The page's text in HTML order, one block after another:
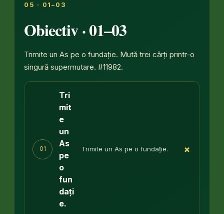
05 · 01–03
Obiectiv · 01–03
Trimite un As pe o fundație. Mută trei cărți printr-o
singură supermutare. #11982.
01
Tri
mit
e
un
As
pe
o
fun
dați
e.
Trimite un As pe o fundație. +